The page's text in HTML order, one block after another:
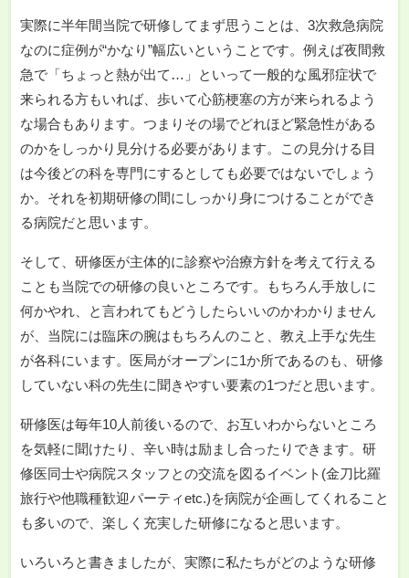
実際に半年間当院で研修してまず思うことは、3次救急病院
なのに症例が“かなり”幅広いということです。例えば夜間救
急で「ちょっと熱が出て…」といって一般的な風邪症状で
来られる方もいれば、歩いて心筋梗塞の方が来られるよう
な場合もあります。つまりその場でどれほど緊急性がある
のかをしっかり見分ける必要があります。この見分ける目
は今後どの科を専門にするとしても必要ではないでしょう
か。それを初期研修の間にしっかり身につけることができ
る病院だと思います。
そして、研修医が主体的に診察や治療方針を考えて行える
ことも当院での研修の良いところです。もちろん手放しに
何かやれ、と言われてもどうしたらいいのかわかりません
が、当院には臨床の腕はもちろんのこと、教え上手な先生
が各科にいます。医局がオープンに1か所であるのも、研修
していない科の先生に聞きやすい要素の1つだと思います。
研修医は毎年10人前後いるので、お互いわからないところ
を気軽に聞けたり、辛い時は励まし合ったりできます。研
修医同士や病院スタッフとの交流を図るイベント(金刀比羅
旅行や他職種歓迎パーティetc.)を病院が企画してくれること
も多いので、楽しく充実した研修になると思います。
いろいろと書きましたが、実際に私たちがどのような研修